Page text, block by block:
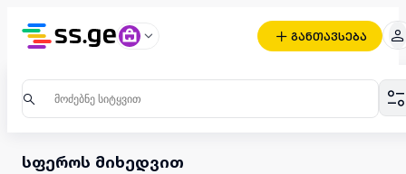
განთავსება
სფეროს მიხედვით